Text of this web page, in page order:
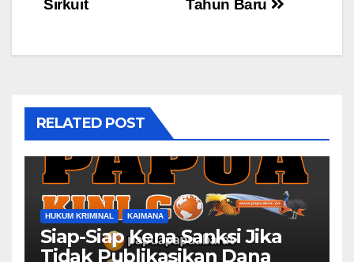
Tahun Baru
Sirkuit
RELATED POST
HUKUM KRIMINAL KAIMANA
Siap-Siap Kena Sanksi Jika
Tidak Publikasikan Dana